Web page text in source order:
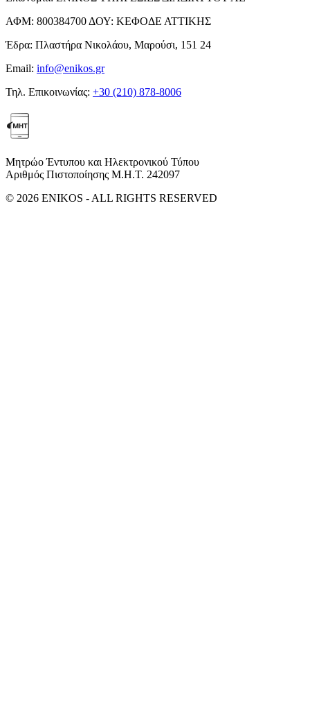
ΑΦΜ: 800384700 ΔΟΥ: ΚΕΦΟΔΕ ΑΤΤΙΚΗΣ
Έδρα: Πλαστήρα Νικολάου, Μαρούσι, 151 24
Email: info@enikos.gr
Τηλ. Επικοινωνίας: +30 (210) 878-8006
Μητρώο Έντυπου και Ηλεκτρονικού Τύπου
Αριθμός Πιστοποίησης Μ.Η.Τ. 242097
© 2026 ENIKOS - ALL RIGHTS RESERVED